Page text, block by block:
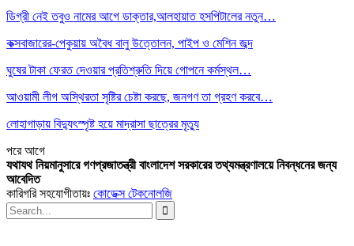
ডিগ্রী নেই তবুও নামের আগে ডাক্তার,আলহায়াত হসপিটালের নতুন…
কক্সবাজারের-পেকুয়ায় অবৈধ বালু উত্তোলন, পাইপ ও মেশিন জব্দ
ঘুষের টাকা ফেরত দেওয়ার প্রতিশ্রুতি দিয়ে গোপনে কর্মস্থল…
আওয়ামী লীগ অস্থিরতা সৃষ্টির চেষ্টা করছে, জনগণ তা গ্রহণ করবে…
লোহাগাড়ায় বিদ্যুৎস্পৃষ্ট হয়ে মাদ্রাসা ছাত্রের মৃত্যু
পরেআগে
যথাযথ নিয়মানুসারে গণপ্রজাতন্ত্রী বাংলাদেশ সরকারের তথ্যমন্ত্রণালয়ে নিবন্ধনের জন্য
আবেদিত
কারিগরি সহযোগীতায়ঃ কোডেক্স টেকনোলজি